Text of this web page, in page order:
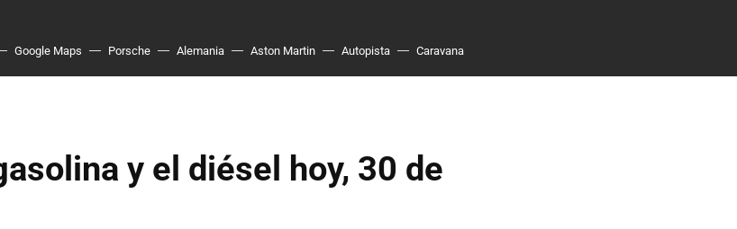
Google Maps Porsche Alemania Aston Martin Autopista Caravana
y el diésel hoy, 30 de